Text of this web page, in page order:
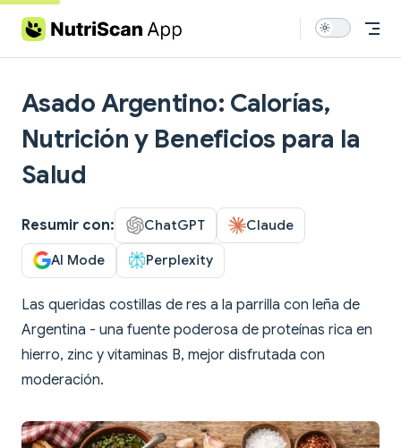
Skip to content
Asado Argentino: Calorías,
Nutrición y Beneficios para la
Salud
Resumir con: ChatGPT Claude
AI Mode Perplexity
Las queridas costillas de res a la parrilla con leña de
Argentina - una fuente poderosa de proteínas rica en
hierro, zinc y vitaminas B, mejor disfrutada con
moderación.